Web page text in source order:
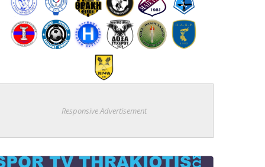
Responsive Advertisement